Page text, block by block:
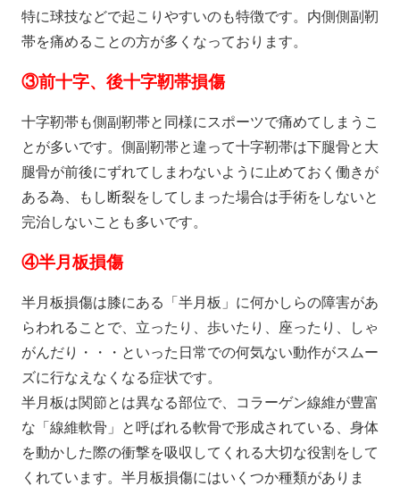
特に球技などで起こりやすいのも特徴です。内側側副靭
帯を痛めることの方が多くなっております。
③前十字、後十字靭帯損傷
十字靭帯も側副靭帯と同様にスポーツで痛めてしまうこ
とが多いです。側副靭帯と違って十字靭帯は下腿骨と大
腿骨が前後にずれてしまわないように止めておく働きが
ある為、もし断裂をしてしまった場合は手術をしないと
完治しないことも多いです。
④半月板損傷
半月板損傷は膝にある「半月板」に何かしらの障害があ
らわれることで、立ったり、歩いたり、座ったり、しゃ
がんだり・・・といった日常での何気ない動作がスムー
ズに行なえなくなる症状です。
半月板は関節とは異なる部位で、コラーゲン線維が豊富
な「線維軟骨」と呼ばれる軟骨で形成されている、身体
を動かした際の衝撃を吸収してくれる大切な役割をして
くれています。半月板損傷にはいくつか種類がありま